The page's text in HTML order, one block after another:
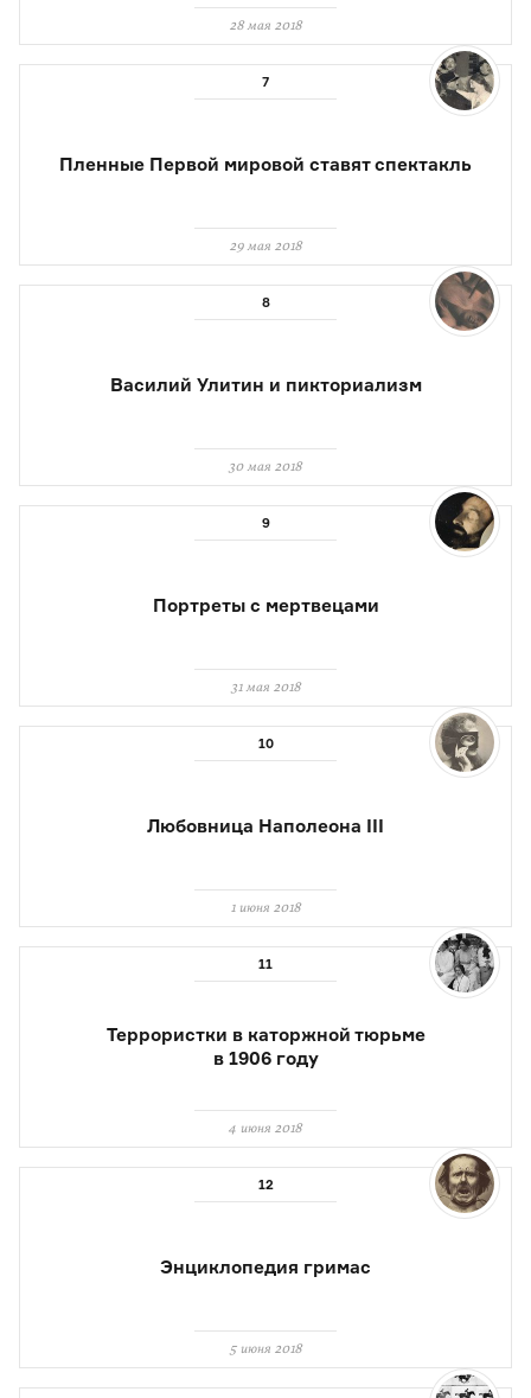
28 мая 2018
Пленные Первой мировой ставят спектакль
29 мая 2018
Василий Улитин и пикториализм
30 мая 2018
Портреты с мертвецами
31 мая 2018
Любовница Наполеона III
1 июня 2018
Террористки в каторжной тюрьме
в 1906 году
4 июня 2018
Энциклопедия гримас
5 июня 2018